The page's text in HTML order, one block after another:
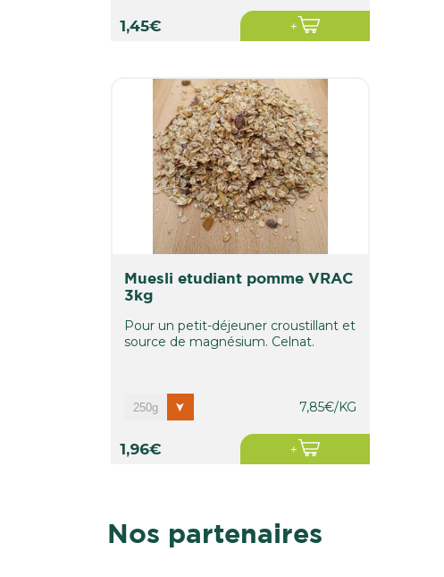
1,45€
muesli etudiant pomme VRAC
3kg
Pour un petit-déjeuner croustillant et
source de magnésium. Celnat.
7,85€/KG
1,96€
Nos partenaires